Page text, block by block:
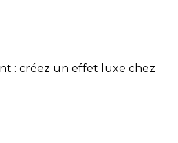
: créez un effet luxe chez